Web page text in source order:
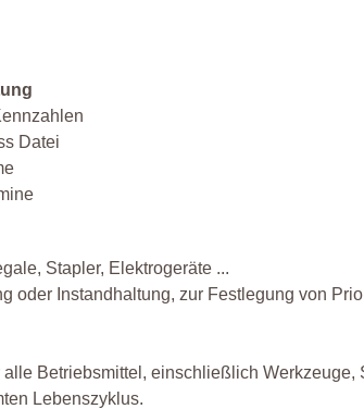
Datei
Stapler, Elektrogeräte ...
oder Instandhaltung, zur Festlegung von
Betriebsmittel, einschließlich
Lebenszyklus.